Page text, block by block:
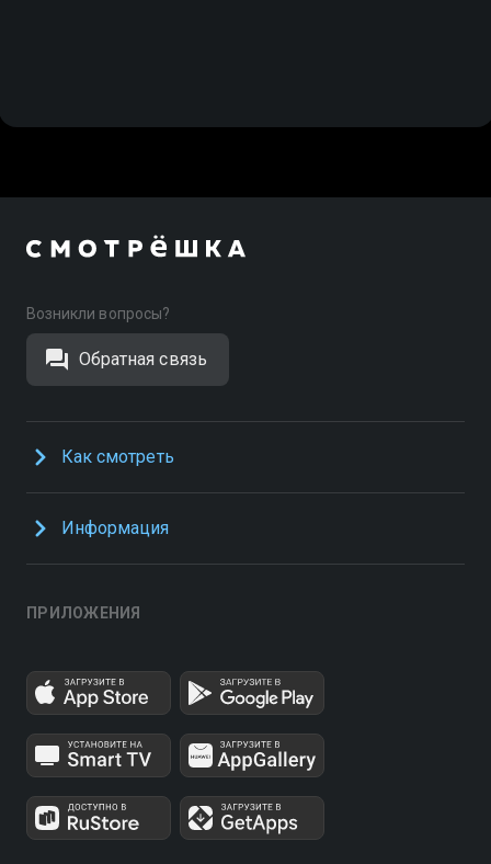
Возникли вопросы?
Обратная связь
Как смотреть
Информация
ПРИЛОЖЕНИЯ